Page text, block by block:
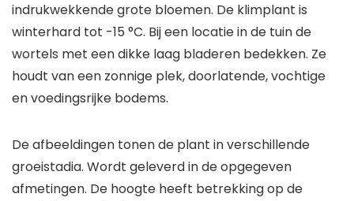
indrukwekkende grote bloemen. De klimplant is
winterhard tot -15 °C. Bij een locatie in de tuin de
wortels met een dikke laag bladeren bedekken. Ze
houdt van een zonnige plek, doorlatende, vochtige
en voedingsrijke bodems.
De afbeeldingen tonen de plant in verschillende
groeistadia. Wordt geleverd in de opgegeven
afmetingen. De hoogte heeft betrekking op de